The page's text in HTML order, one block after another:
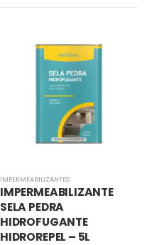
IMPERMEABILIZANTES
IMPERMEABILIZANTE
SELA PEDRA
HIDROFUGANTE
HIDROREPEL – 5L